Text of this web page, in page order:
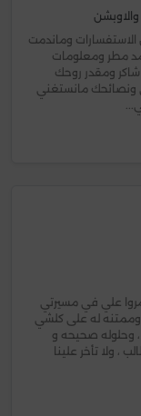
والاوبشن
وماندمت
مطر ومعلومات
ومقدر روحك
ونصائحك مانستغني
علي في مسيرتي
وممتنه له على كلشي
وحلوله صحيحه و
، ولا تأخر علينا